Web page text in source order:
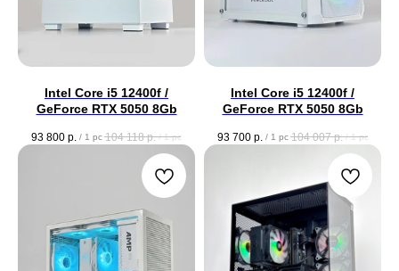
Intel Core i5 12400f /
GeForce RTX 5050 8Gb
93 800 р. / 1 pc 104 118 р. / 1 pc
Intel Core i5 12400f /
GeForce RTX 5050 8Gb
93 700 р. / 1 pc 104 007 р. / 1 pc